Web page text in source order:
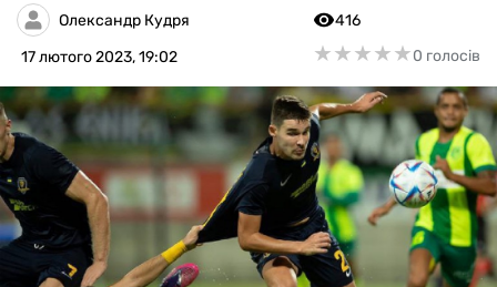
РІЗНЕ
БУКМЕКЕРИ
Олександр Кудря
17 лютого 2023, 19:02
416
★★★★★
★★★★★0 голосів